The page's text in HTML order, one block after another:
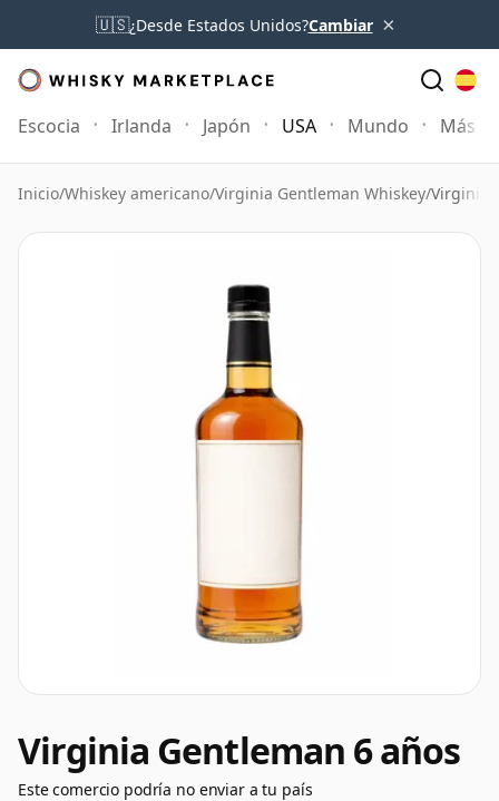
🇺🇸¿Desde Estados Unidos?Cambiar ×
Escocia Irlanda Japón USA Mundo Más
Inicio/Whiskey americano/Virginia Gentleman Whiskey/Virginia
Virginia Gentleman 6 años
Este comercio podría no enviar a tu país